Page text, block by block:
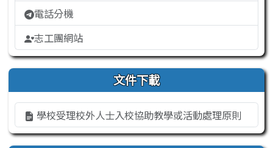
電話分機
志工團網站
文件下載
學校受理校外人士入校協助教學或活動處理原則